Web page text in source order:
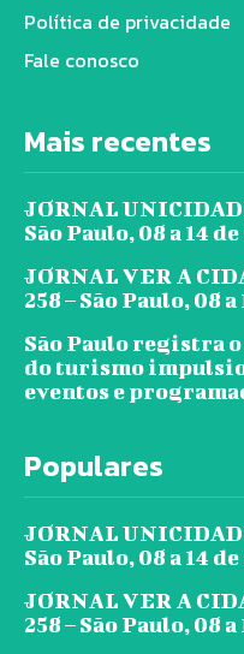
Política de privacidade
Fale conosco
Mais recentes
JORNAL
São Paulo, 08 a 14
JORNAL VER A
258 – São Paulo, 08
São Paulo registra
do turismo
eventos e
Populares
JORNAL
São Paulo, 08 a 14
JORNAL VER A
258 – São Paulo, 08